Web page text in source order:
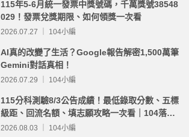
115年5-6月統一發票中獎號碼，千萬獎號38548
029！發票兌獎期限、如何領獎一次看
2026.07.27 ｜ 104小編
AI真的改變了生活？Google報告解密1,500萬筆
Gemini對話真相！
2026.07.29 ｜ 104小編
115分科測驗8/3公告成績！最低錄取分數、五標
級距、回流名額、填志願攻略一次看｜104落點
分析
2026.08.03 ｜ 104小編